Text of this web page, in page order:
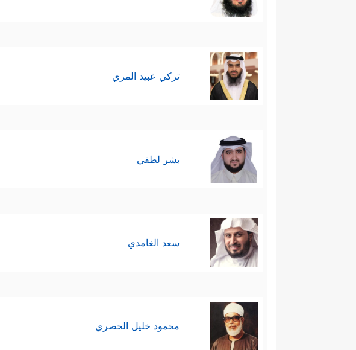
تركي عبيد المري
بشر لطفي
سعد الغامدي
محمود خليل الحصري